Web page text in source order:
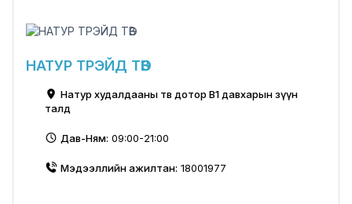
НАТУР ТРЭЙД ТӨВ
Натур худалдааны төв дотор В1 давхарын зүүн
талд
Дав-Ням: 09:00-21:00
Мэдээллийн ажилтан: 18001977